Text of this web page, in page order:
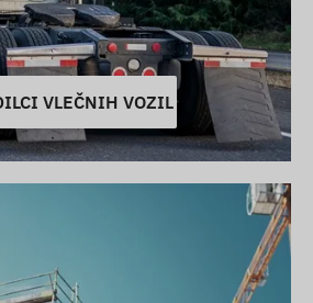
VLEČNIH VOZIL